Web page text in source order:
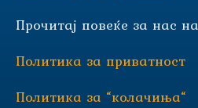
Прочитај повеќе за нас
Политика за приватност
Политика за “колачиња“